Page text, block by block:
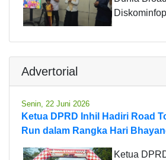
Advertorial
Senin, 22 Juni 2026
Ketua DPRD Inhil Hadiri Road
Run dalam Rangka Hari
Ketua